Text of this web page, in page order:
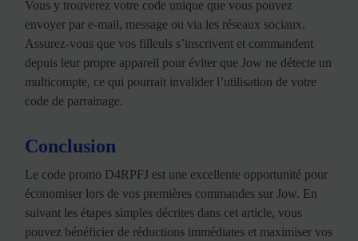
Vous y trouverez votre code unique que vous pouvez
envoyer par e-mail, message ou via les réseaux sociaux.
Assurez-vous que vos filleuls s’inscrivent et commandent
depuis leur propre appareil pour éviter que Jow ne détecte un
multicompte, ce qui pourrait invalider l’utilisation de votre
code de parrainage.
Conclusion
Le code promo D4RPFJ est une excellente opportunité pour
économiser lors de vos premières commandes sur Jow. En
suivant les étapes simples décrites dans cet article, vous
pouvez bénéficier de réductions immédiates et maximiser vos